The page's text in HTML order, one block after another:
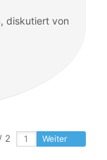
diskutiert von
2 Weiter